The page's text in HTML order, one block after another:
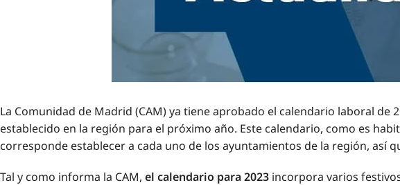
La Comunidad de Madrid (CAM) ya tiene aprobado el calendario laboral
establecido en la región para el próximo año. Este calendario, como es
corresponde establecer a cada uno de los ayuntamientos de la región, así
Tal y como informa la CAM, el calendario para 2023 incorpora varios